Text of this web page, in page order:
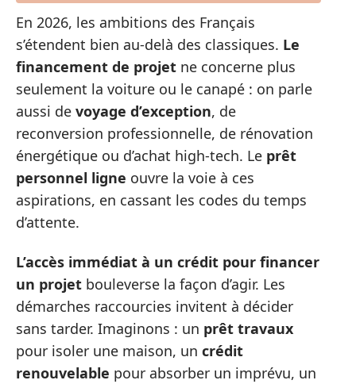
En 2026, les ambitions des Français
s’étendent bien au-delà des classiques. Le
financement de projet ne concerne plus
seulement la voiture ou le canapé : on parle
aussi de voyage d’exception, de
reconversion professionnelle, de rénovation
énergétique ou d’achat high-tech. Le prêt
personnel ligne ouvre la voie à ces
aspirations, en cassant les codes du temps
d’attente.
L’accès immédiat à un crédit pour financer
un projet bouleverse la façon d’agir. Les
démarches raccourcies invitent à décider
sans tarder. Imaginons : un prêt travaux
pour isoler une maison, un crédit
renouvelable pour absorber un imprévu, un